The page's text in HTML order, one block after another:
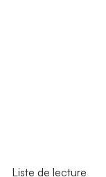
Liste de lecture